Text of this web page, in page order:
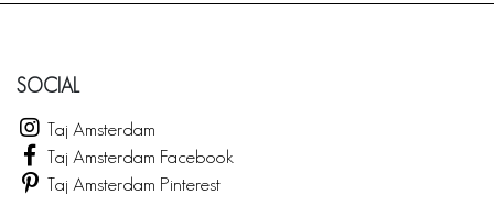
SOCIAL
Taj Amsterdam
Taj Amsterdam Facebook
Taj Amsterdam Pinterest